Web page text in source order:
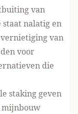
van
nalatig en
van
voor
die
staking geven
mijnbouw